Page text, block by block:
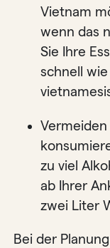
Vietnam
wenn das
Sie Ihre
schnell
zu viel
ab Ihrer
zwei Liter
Bei der